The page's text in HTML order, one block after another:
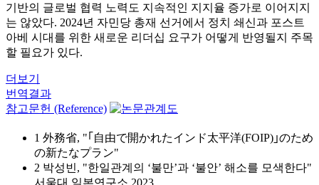
기반의 글로벌 협력 노력도 지속적인 지지율 증가로 이어지지
는 않았다. 2024년 자민당 총재 선거에서 정치 쇄신과 포스트
아베 시대를 위한 새로운 리더십 요구가 어떻게 반영될지 주목
할 필요가 있다.
더보기
번역결과
참고문헌 (Reference)
1 外務省, "｢自由で開かれたインド太平洋(FOIP)｣のため
の新たなプラン"
2 박성빈, "한일관계의 ‘불만’과 ‘불안’ 해소를 모색한다"
서울대 일본연구소 2023